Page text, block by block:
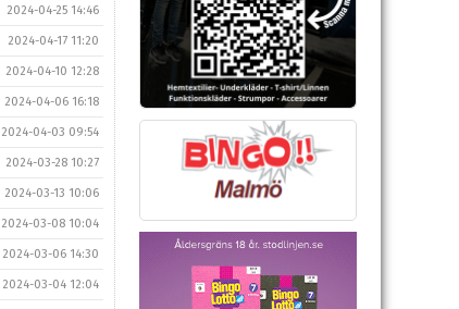
2024-04-25 14:46
2024-04-17 11:20
2024-04-10 12:28
2024-04-06 16:18
2024-04-03 09:54
2024-03-28 10:27
2024-03-13 10:06
2024-03-08 10:04
2024-03-06 14:30
2024-03-04 12:04